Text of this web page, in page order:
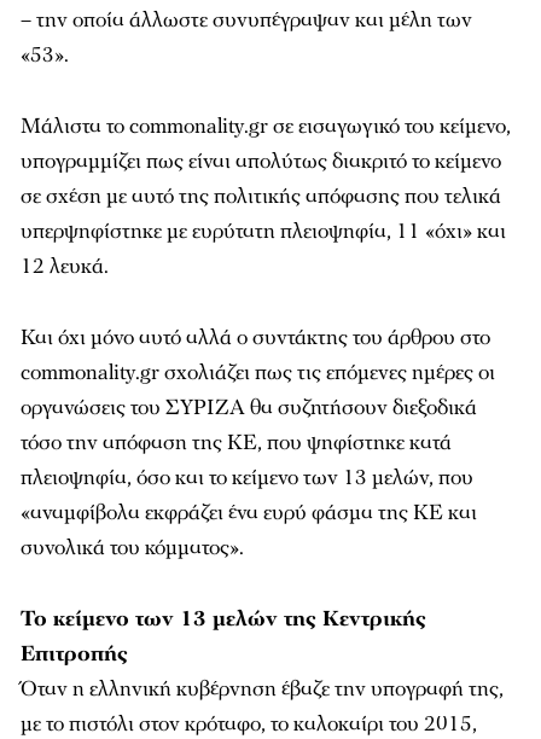
– την οποία άλλωστε συνυπέγραψαν και μέλη των
«53».
Μάλιστα το commonality.gr σε εισαγωγικό του κείμενο,
υπογραμμίζει πως είναι απολύτως διακριτό το κείμενο
σε σχέση με αυτό της πολιτικής απόφασης που τελικά
υπερψηφίστηκε με ευρύτατη πλειοψηφία, 11 «όχι» και
12 λευκά.
Και όχι μόνο αυτό αλλά ο συντάκτης του άρθρου στο
commonality.gr σχολιάζει πως τις επόμενες ημέρες οι
οργανώσεις του ΣΥΡΙΖΑ θα συζητήσουν διεξοδικά
τόσο την απόφαση της ΚΕ, που ψηφίστηκε κατά
πλειοψηφία, όσο και το κείμενο των 13 μελών, που
«αναμφίβολα εκφράζει ένα ευρύ φάσμα της ΚΕ και
συνολικά του κόμματος».
Το κείμενο των 13 μελών της Κεντρικής
Επιτροπής
Όταν η ελληνική κυβέρνηση έβαζε την υπογραφή της,
με το πιστόλι στον κρόταφο, το καλοκαίρι του 2015,